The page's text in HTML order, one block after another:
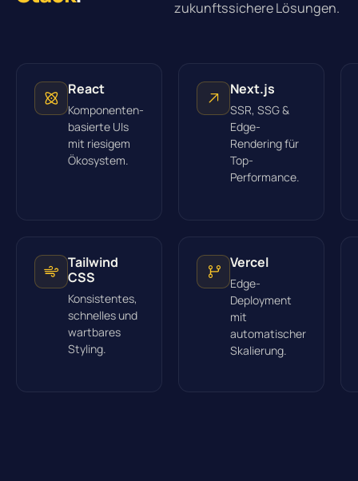
zukunftssichere Lösungen.
React
Komponenten-
basierte UIs
mit riesigem
Ökosystem.
Next.js
SSR, SSG &
Edge-
Rendering für
Top-
Performance.
Tailwind
CSS
Konsistentes,
schnelles und
wartbares
Styling.
Vercel
Edge-
Deployment
mit
automatischer
Skalierung.